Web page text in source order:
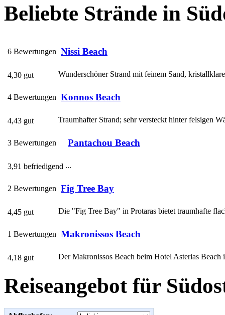
Beliebte Strände in
6 Bewertungen Nissi Beach
Wunderschöner Strand mit feinem Sand,
4,30 gut
4 Bewertungen Konnos Beach
Traumhafter Strand; sehr versteckt hinter felsigen
4,43 gut
3 Bewertungen Pantachou Beach
...
3,91 befriedigend
2 Bewertungen Fig Tree Bay
Die "Fig Tree Bay" in Protaras bietet traumhafte
4,45 gut
1 Bewertungen Makronissos Beach
Der Makronissos Beach beim Hotel Asterias
4,18 gut
Reiseangebot für